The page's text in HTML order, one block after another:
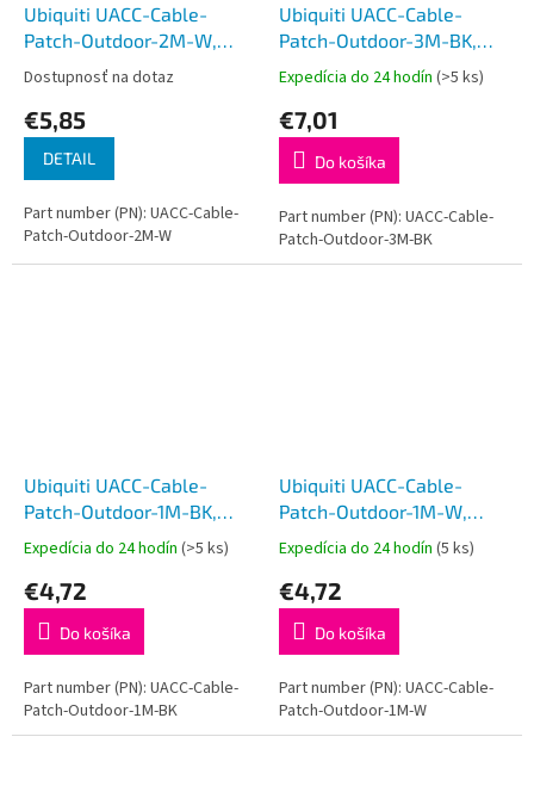
Ubiquiti UACC-Cable-
Patch-Outdoor-2M-W,
Vonkajší UniFi patch kábel,
2m, Cat5e, biely
Dostupnosť na dotaz
€5,85
DETAIL
Part number (PN): UACC-Cable-
Patch-Outdoor-2M-W
Ubiquiti UACC-Cable-
Patch-Outdoor-3M-BK,
Vonkajší UniFi patch kábel,
3m, Cat5e, čierny
Expedícia do 24 hodín (>5 ks)
€7,01
Do košíka
Part number (PN): UACC-Cable-
Patch-Outdoor-3M-BK
Ubiquiti UACC-Cable-
Patch-Outdoor-1M-BK,
Vonkajší UniFi patch kábel,
1m, Cat5e, čierny
Expedícia do 24 hodín (>5 ks)
€4,72
Do košíka
Part number (PN): UACC-Cable-
Patch-Outdoor-1M-BK
Ubiquiti UACC-Cable-
Patch-Outdoor-1M-W,
Vonkajší UniFi patch kábel,
1m, Cat5e, biely
Expedícia do 24 hodín (5 ks)
€4,72
Do košíka
Part number (PN): UACC-Cable-
Patch-Outdoor-1M-W